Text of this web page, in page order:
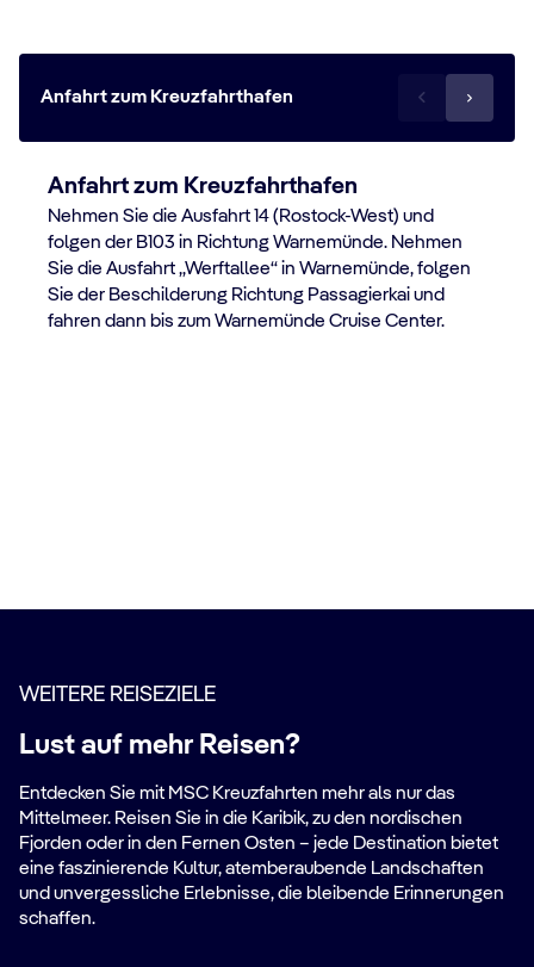
Anfahrt zum Kreuzfahrthafen
Anfahrt zum Kreuzfahrthafen
Nehmen Sie die Ausfahrt 14 (Rostock-West) und
folgen der B103 in Richtung Warnemünde. Nehmen
Sie die Ausfahrt „Werftallee“ in Warnemünde, folgen
Sie der Beschilderung Richtung Passagierkai und
fahren dann bis zum Warnemünde Cruise Center.
WEITERE REISEZIELE
Lust auf mehr Reisen?
Entdecken Sie mit MSC Kreuzfahrten mehr als nur das
Mittelmeer. Reisen Sie in die Karibik, zu den nordischen
Fjorden oder in den Fernen Osten – jede Destination bietet
eine faszinierende Kultur, atemberaubende Landschaften
und unvergessliche Erlebnisse, die bleibende Erinnerungen
schaffen.